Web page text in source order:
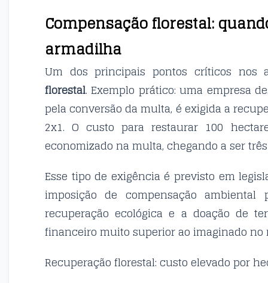
Compensação florestal:
armadilha
Um dos principais pontos críticos
florestal. Exemplo prático: uma empresa
pela conversão da multa, é exigida a
2x1. O custo para restaurar 100
economizado na multa, chegando a ser
Esse tipo de exigência é previsto em
imposição de compensação
recuperação ecológica e a doação de
financeiro muito superior ao imaginado no
Recuperação florestal: custo elevado por